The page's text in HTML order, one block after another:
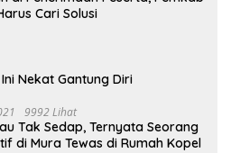
Cari Solusi
Nekat Gantung Diri
9992 Lihat
Tak Sedap, Ternyata Seorang
di Mura Tewas di Rumah Kopel